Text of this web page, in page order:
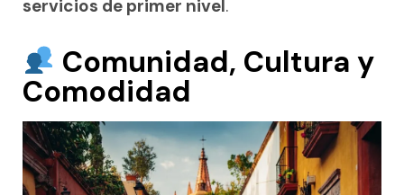
servicios de primer nivel.
Comunidad, Cultura y
Comodidad